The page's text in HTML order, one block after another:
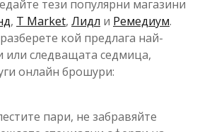
тези популярни магазини
, T Market, Лидл и Ремедиум.
кой предлага най-
или следващата седмица,
онлайн брошури:
пари, не забравяйте